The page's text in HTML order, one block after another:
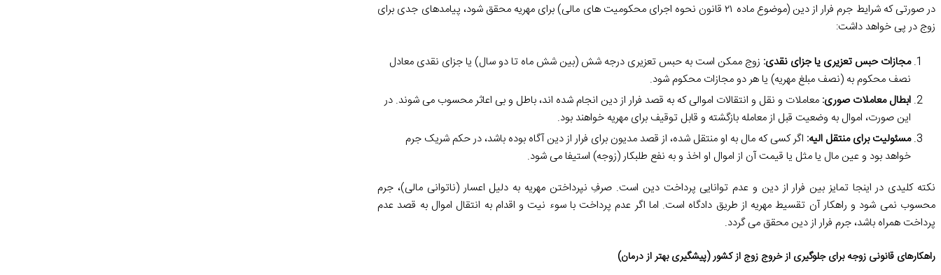
در صورتی که شرایط جرم فرار از دین (موضوع ماده ۲۱ قانون نحوه اجرای محکومیت های مالی) برای مهریه محقق شود، پیامدهای جدی برای
زوج در پی خواهد داشت:
مجازات حبس تعزیری یا جزای نقدی: زوج ممکن است به حبس تعزیری درجه شش (بین شش ماه تا دو سال) یا جزای نقدی معادل
نصف محکوم به (نصف مبلغ مهریه) یا هر دو مجازات محکوم شود.
ابطال معاملات صوری: معاملات و نقل و انتقالات اموالی که به قصد فرار از دین انجام شده اند، باطل و بی اعاثر محسوب می شوند. در
این صورت، اموال به وضعیت قبل از معامله بازگشته و قابل توقیف برای مهریه خواهند بود.
مسئولیت برای منتقل الیه: اگر کسی که مال به او منتقل شده، از قصد مدیون برای فرار از دین آگاه بوده باشد، در حکم شریک جرم
خواهد بود و عین مال یا مثل یا قیمت آن از اموال او اخذ و به نفع طلبکار (زوجه) استیفا می شود.
نکته کلیدی در اینجا تمایز بین فرار از دین و عدم توانایی پرداخت دین است. صرفِ نپرداختن مهریه به دلیل اعسار (ناتوانی مالی)، جرم
محسوب نمی شود و راهکار آن تقسیط مهریه از طریق دادگاه است. اما اگر عدم پرداخت با سوء نیت و اقدام به انتقال اموال به قصد عدم
پرداخت همراه باشد، جرم فرار از دین محقق می گردد.
راهکارهای قانونی زوجه برای جلوگیری از خروج زوج از کشور (پیشگیری بهتر از درمان)